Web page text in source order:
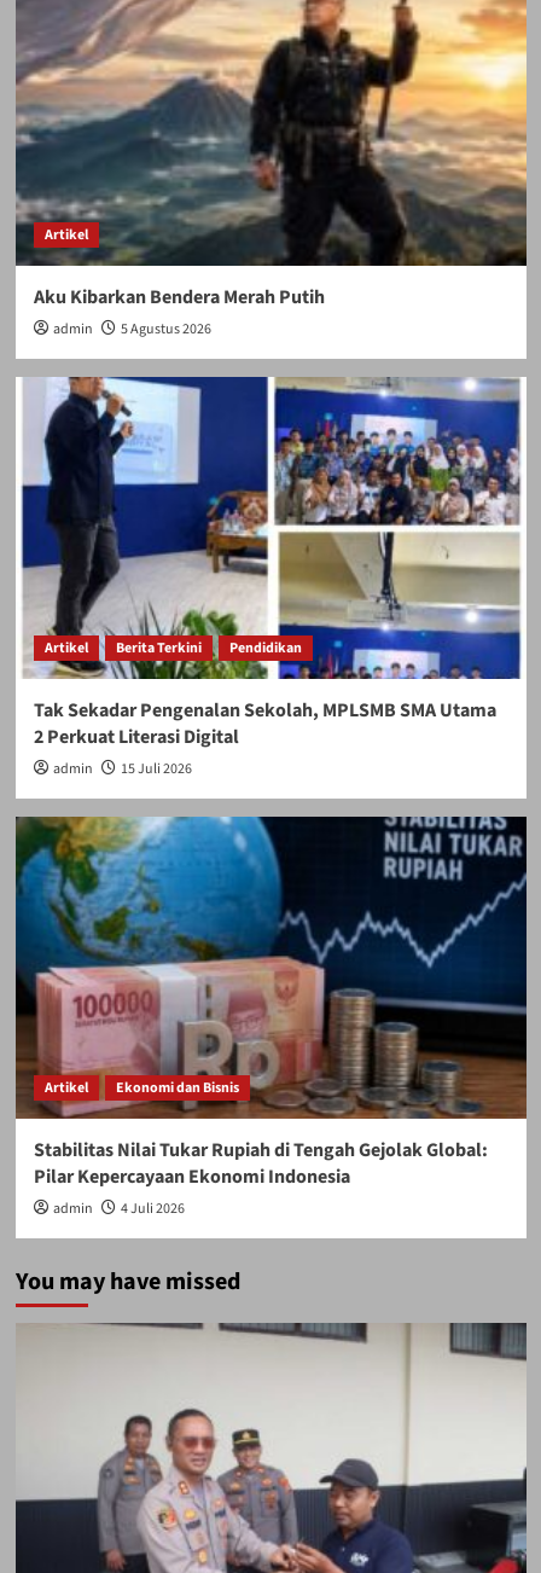
Artikel
Aku Kibarkan Bendera Merah Putih
admin 5 Agustus 2026
Artikel Berita Terkini Pendidikan
Tak Sekadar Pengenalan Sekolah, MPLSMB SMA Utama
2 Perkuat Literasi Digital
admin 15 Juli 2026
Artikel Ekonomi dan Bisnis
Stabilitas Nilai Tukar Rupiah di Tengah Gejolak Global:
Pilar Kepercayaan Ekonomi Indonesia
admin 4 Juli 2026
You may have missed